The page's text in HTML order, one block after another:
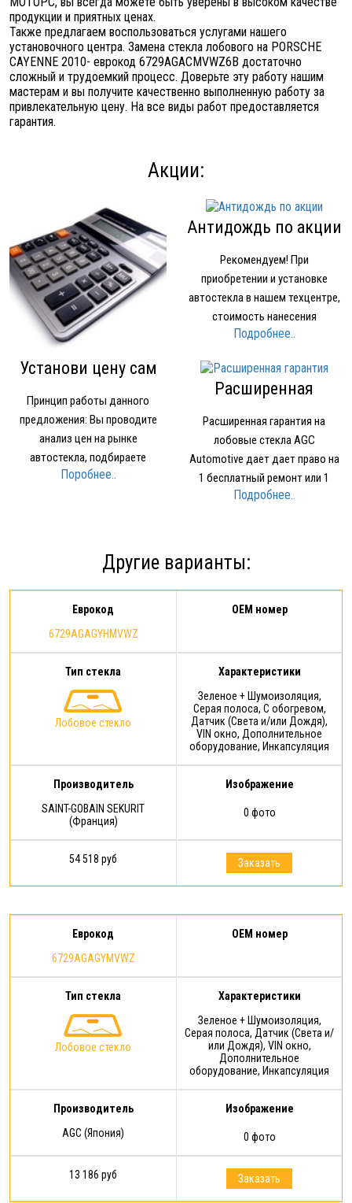
продукции и приятных ценах.
Также предлагаем воспользоваться услугами нашего
установочного центра. Замена стекла лобового на PORSCHE
CAYENNE 2010- еврокод 6729AGACMVWZ6B достаточно
сложный и трудоемкий процесс. Доверьте эту работу нашим
мастерам и вы получите качественно выполненную работу за
привлекательную цену. На все виды работ предоставляется
гарантия.
Акции:
Установи цену сам
Принцип работы данного
предложения: Вы проводите
анализ цен на рынке
автостекла, подбираете
устраивающее вас по качеству
стекло Мы предоставляем вам
стекло того же производителя…
Поробнее..
Антидождь по акции
Рекомендуем! При
приобретении и установке
автостекла в нашем техцентре,
стоимость нанесения
нанопокрытия для стекол
1500 рублей вместо 2000 рублей.
Подробнее..
Расширенная
Расширенная гарантия на
лобовые стекла AGC
Automotive дает дает право на
1 бесплатный ремонт или 1
бесплатное лобовое стекло при
гарантии: срок действия
Расширенной гарантии - 1 год с
момента…
Подробнее..
Другие варианты:
Еврокод
6729AGAGYHMVWZ
OEM номер
Тип стекла
Лобовое стекло
Характеристики
Зеленое + Шумоизоляция,
Серая полоса, С обогревом,
Датчик (Света и/или Дождя),
VIN окно, Дополнительное
оборудование, Инкапсуляция
Производитель
SAINT-GOBAIN SEKURIT
(Франция)
Изображение
0 фото
54 518 руб Заказать
Еврокод
6729AGAGYMVWZ
OEM номер
Тип стекла
Лобовое стекло
Характеристики
Зеленое + Шумоизоляция,
Серая полоса, Датчик (Света и/
или Дождя), VIN окно,
Дополнительное
оборудование, Инкапсуляция
Производитель
AGC (Япония)
Изображение
0 фото
13 186 руб Заказать